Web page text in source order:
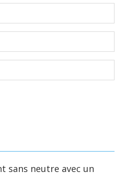
sans neutre avec un